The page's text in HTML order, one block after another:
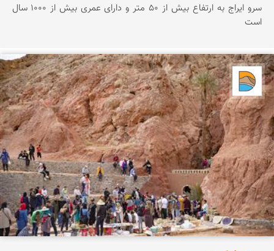
سرو ایراج به ارتفاع بیش از ۵۰ متر و دارای عمری بیش از ۱۰۰۰ سال
است
دریاچه کویر